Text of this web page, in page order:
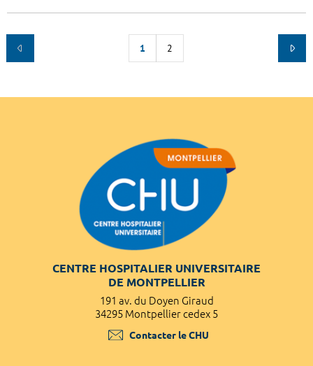
1 2
CENTRE HOSPITALIER UNIVERSITAIRE
DE MONTPELLIER
191 av. du Doyen Giraud
34295 Montpellier cedex 5
Contacter le CHU